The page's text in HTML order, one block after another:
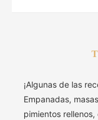
¡Algunas de las
Empanadas,
pimientos